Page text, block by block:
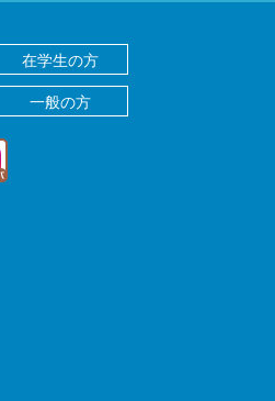
在学生の方
一般の方